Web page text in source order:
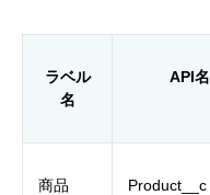
ラベル
名
API名
商品 Product__c